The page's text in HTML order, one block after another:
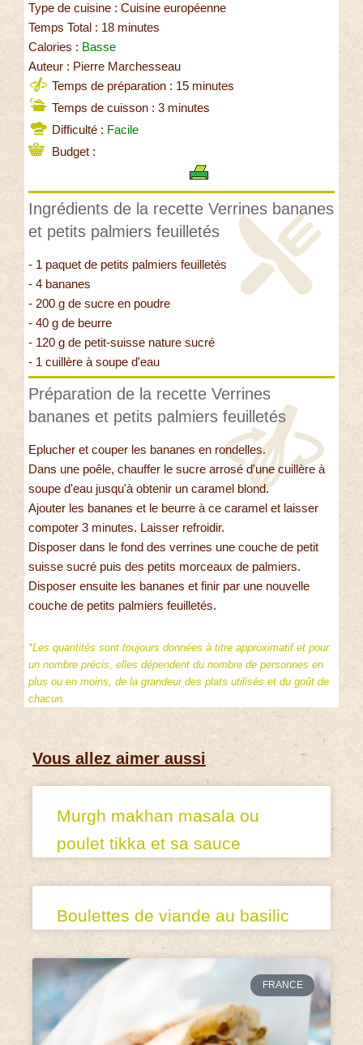
Type de cuisine : Cuisine européenne
Temps Total : 18 minutes
Calories : Basse
Auteur : Pierre Marchesseau
Temps de préparation : 15 minutes
Temps de cuisson : 3 minutes
Difficulté : Facile
Budget :
Ingrédients de la recette Verrines bananes
et petits palmiers feuilletés
- 1 paquet de petits palmiers feuilletés
- 4 bananes
- 200 g de sucre en poudre
- 40 g de beurre
- 120 g de petit-suisse nature sucré
- 1 cuillère à soupe d'eau
Préparation de la recette Verrines
bananes et petits palmiers feuilletés
Eplucher et couper les bananes en rondelles.
Dans une poêle, chauffer le sucre arrosé d'une cuillère à
soupe d'eau jusqu'à obtenir un caramel blond.
Ajouter les bananes et le beurre à ce caramel et laisser
compoter 3 minutes. Laisser refroidir.
Disposer dans le fond des verrines une couche de petit
suisse sucré puis des petits morceaux de palmiers.
Disposer ensuite les bananes et finir par une nouvelle
couche de petits palmiers feuilletés.
*Les quantités sont toujours données à titre approximatif et pour
un nombre précis, elles dépendent du nombre de personnes en
plus ou en moins, de la grandeur des plats utilisés et du goût de
chacun.
Vous allez aimer aussi
Murgh makhan masala ou
poulet tikka et sa sauce
Boulettes de viande au basilic
FRANCE